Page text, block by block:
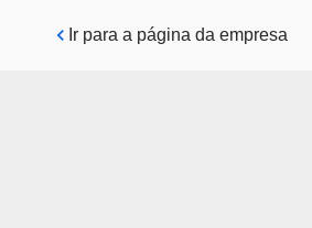
Pular para o conteúdo principal
Ir para a página da empresa